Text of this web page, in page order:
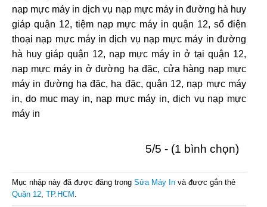
nạp mực máy in dịch vụ nạp mực máy in đường hà huy
giáp quận 12, tiệm nạp mực máy in quận 12, số điện
thoại nạp mực máy in dịch vụ nạp mực máy in đường
hà huy giáp quận 12, nạp mực máy in ở tại quận 12,
nạp mực máy in ở đường hạ đặc, cửa hàng nạp mực
máy in đường hạ đặc, hạ đặc, quận 12, nạp mực máy
in, do muc may in, nạp mực máy in, dịch vụ nạp mực
máy in
5/5 - (1 bình chọn)
Mục nhập này đã được đăng trong Sửa Máy In và được gắn thẻ
Quận 12, TP.HCM .